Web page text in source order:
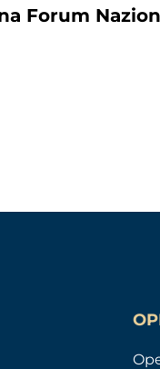
Forum